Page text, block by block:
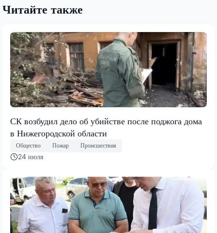
Читайте также
СК возбудил дело об убийстве после поджога дома
в Нижегородской области
Общество Пожар Происшествия
24 июля